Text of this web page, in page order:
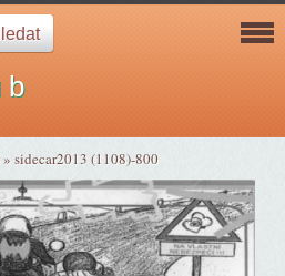
b
»sidecar2013 (1108)-800